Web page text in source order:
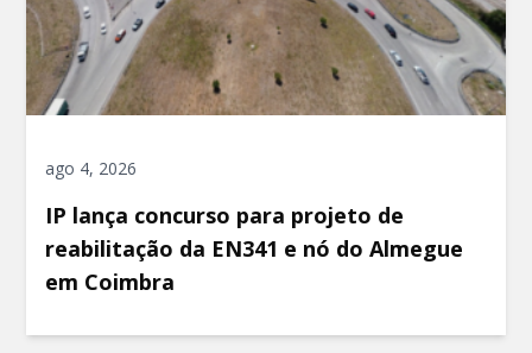
ago 4, 2026
IP lança concurso para projeto de
reabilitação da EN341 e nó do Almegue
em Coimbra